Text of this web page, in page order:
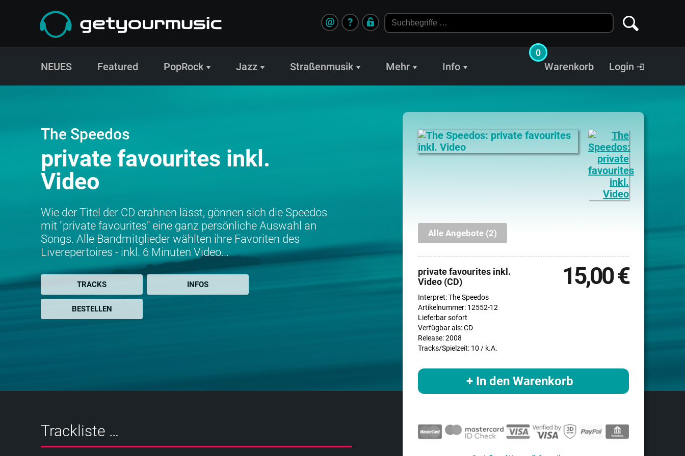
?
@
NEUES Featured PopRock Jazz Straßenmusik Mehr Info Login
Warenkorb
0
The Speedos
private favourites inkl.
Video
Wie der Titel der CD erahnen lässt, gönnen sich die Speedos
mit "private favourites" eine ganz persönliche Auswahl an
Songs. Alle Bandmitglieder wählten ihre Favoriten des
Liverepertoires - inkl. 6 Minuten Video...
TRACKS INFOS
BESTELLEN
Trackliste …
Alle Angebote (2)
private favourites inkl.
Video (CD)
15,00 €
Interpret: The Speedos
Artikelnummer: 12552-12
Lieferbar sofort
Verfügbar als: CD
Release: 2008
Tracks/Spielzeit: 10 / k.A.
+ In den Warenkorb